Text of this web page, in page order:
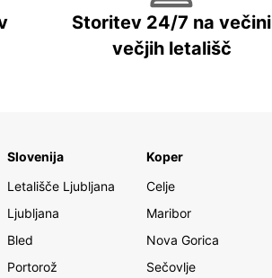
Storitev 24/7 na večini
večjih letališč
Slovenija
Letališče Ljubljana
Ljubljana
Bled
Portorož
Koper
Celje
Maribor
Nova Gorica
Sečovlje